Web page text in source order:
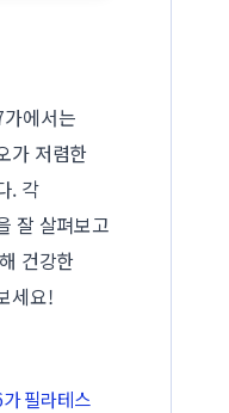
에서는
가 저렴한
. 각
잘 살펴보고
건강한
세요!
필라테스